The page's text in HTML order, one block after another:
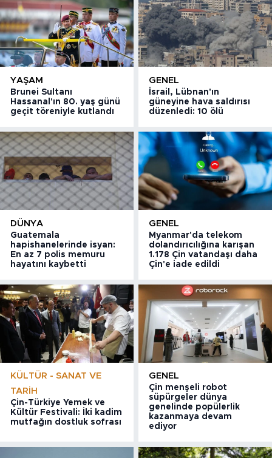
YAŞAM
Brunei Sultanı
Hassanal'ın 80. yaş günü
geçit töreniyle kutlandı
GENEL
İsrail, Lübnan'ın
güneyine hava saldırısı
düzenledi: 10 ölü
DÜNYA
Guatemala
hapishanelerinde isyan:
En az 7 polis memuru
hayatını kaybetti
GENEL
Myanmar'da telekom
dolandırıcılığına karışan
1.178 Çin vatandaşı daha
Çin'e iade edildi
KÜLTÜR - SANAT VE
TARIH
Çin-Türkiye Yemek ve
Kültür Festivali: İki kadim
mutfağın dostluk sofrası
GENEL
Çin menşeli robot
süpürgeler dünya
genelinde popülerlik
kazanmaya devam
ediyor